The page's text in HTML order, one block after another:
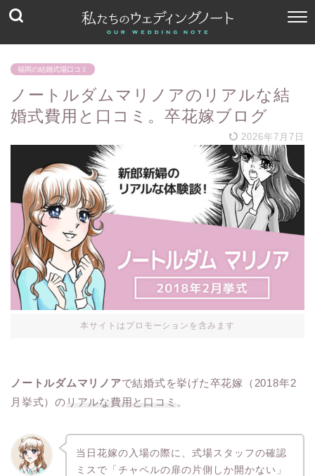
福岡の結婚式場口コミ
ノートルダムマリノアのリアルな結
婚式費用と口コミ。卒花嫁ブログ
2026年7月7日
本サイトはプロモーションを含みます
ノートルダムマリノアで結婚式を挙げた卒花嫁（2018年2
月挙式）の リアルな費用と口コミ 。
当日花嫁の入場の際に、式場スタッフの確認
ミスで「チャペルの扉の片側しか開かない」